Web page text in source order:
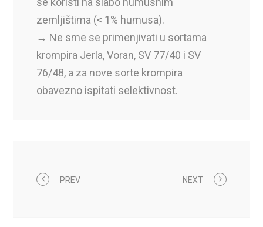
zemljištima (< 1% humusa).
→ Ne sme se primenjivati u sortama
krompira Jerla, Voran, SV 77/40 i SV
76/48, a za nove sorte krompira
obavezno ispitati selektivnost.
PREV NEXT